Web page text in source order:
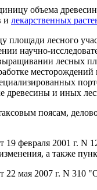
объема
и лекарственных
площади лесного
научно-
лесных
древесины и иных
поясам,
19 февраля 2001 г. N
а также
мая 2007 г. N 310